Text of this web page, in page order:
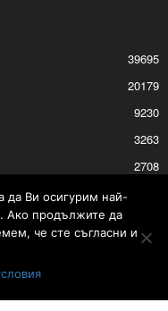
39695
20179
9230
3263
2708
да Ви осигурим най-
Ако продължите да
че сте съгласни и